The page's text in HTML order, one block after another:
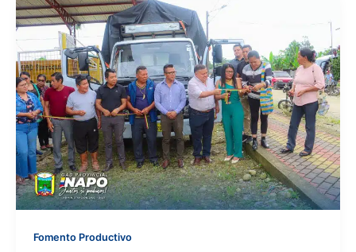
Fomento Productivo